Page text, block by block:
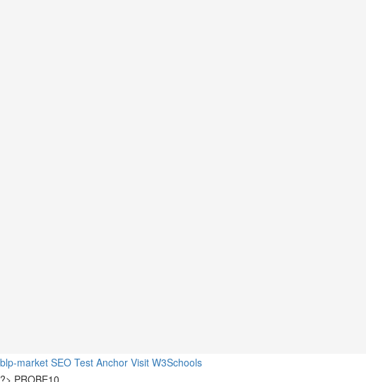
blp-market SEO Test Anchor Visit W3Schools
?>